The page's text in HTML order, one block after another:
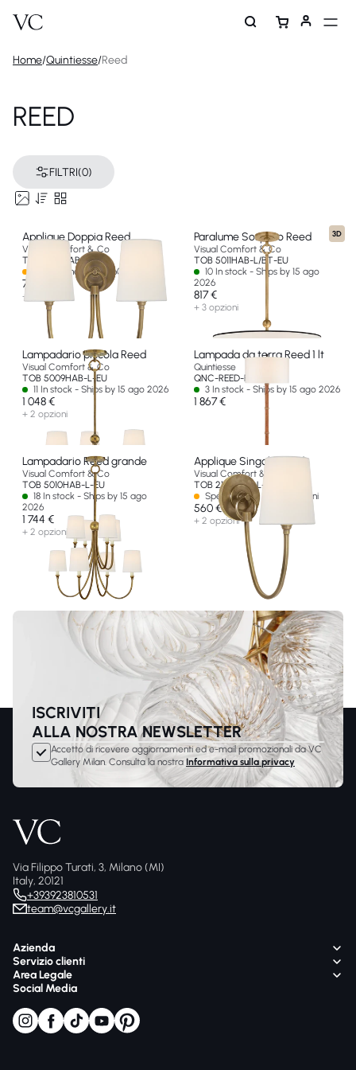
Home/Quintiesse/Reed
REED
FILTRI(0)
Applique Doppia Reed
Visual Comfort & Co
TOB 2126HAB-L-EU
Spedizione in oltre 60 giorni
707 €
+ 2 opzioni
3D
Paralume Sospeso Reed
Visual Comfort & Co
TOB 5011HAB-L/BT-EU
10 In stock - Ships by 15 ago
2026
817 €
+ 3 opzioni
Lampadario piccola Reed
Visual Comfort & Co
TOB 5009HAB-L-EU
11 In stock - Ships by 15 ago 2026
1 048 €
+ 2 opzioni
Lampada da terra Reed 1 lt
Quintiesse
QNC-REED-FL
3 In stock - Ships by 15 ago 2026
1 867 €
Lampadario Reed grande
Visual Comfort & Co
TOB 5010HAB-L-EU
18 In stock - Ships by 15 ago
2026
1 744 €
+ 2 opzioni
Applique Singola Reed
Visual Comfort & Co
TOB 2125HAB-L-EU
Spedizione in oltre 60 giorni
560 €
+ 2 opzioni
ISCRIVITI
ALLA NOSTRA NEWSLETTER
Accetto di ricevere aggiornamenti ed e-mail promozionali da VC
Gallery Milan. Consulta la nostra Informativa sulla privacy
Via Filippo Turati, 3, Milano (MI)
Italy, 20121
+393923810531
team@vcgallery.it
Azienda
Servizio clienti
Area Legale
Social Media